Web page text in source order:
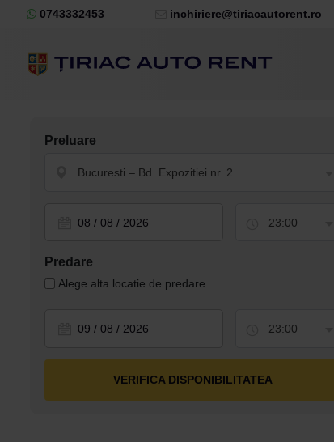
0743332453 inchiriere@tiriacautorent.ro
Preluare
Bucuresti – Bd. Expozitiei nr. 2
23:00
Predare
Alege alta locatie de predare
23:00
VERIFICA DISPONIBILITATEA